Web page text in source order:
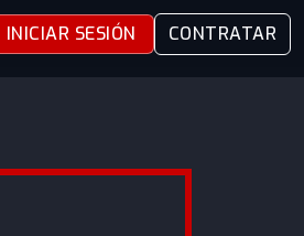
INICIAR SESIÓN CONTRATAR